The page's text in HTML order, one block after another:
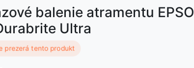
balenie atramentu
Ultra
prezerá tento produkt